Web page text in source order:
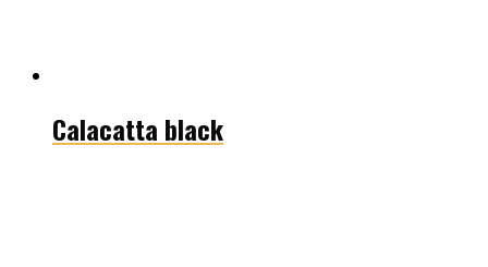
Calacatta black